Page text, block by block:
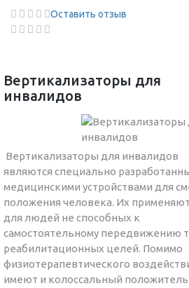
Оставить отзыв
Вертикализаторы для
инвалидов
Вертикализаторы для инвалидов
являются специально
медицинскими устройствами для
положения человека. Их
для людей не способных к
самостоятельному передвижению
реабилитационных целей. Помимо
физиотерапевтического
имеют и колоссальный